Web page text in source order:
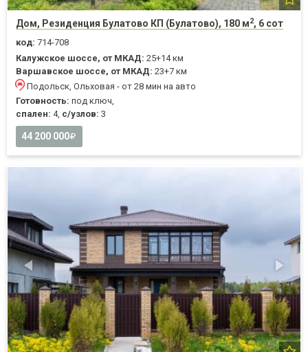
Дом, Резиденция Булатово КП (Булатово), 180 м2, 6 сот
код: 714-708
Калужское шоссе, от МКАД: 25+14 км
Варшавское шоссе, от МКАД: 23+7 км
Подольск, Ольховая - от 28 мин на авто
Готовность: под ключ,
спален: 4, с/узлов: 3
44 200 000